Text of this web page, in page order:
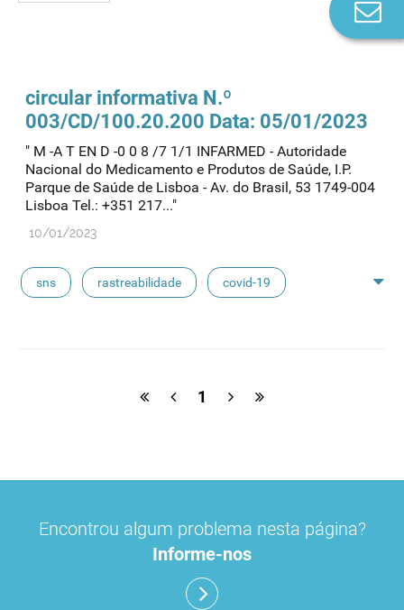
circular informativa N.º
003/CD/100.20.200 Data: 05/01/2023
" M -A T EN D -0 0 8 /7 1/1 INFARMED - Autoridade
Nacional do Medicamento e Produtos de Saúde, I.P.
Parque de Saúde de Lisboa - Av. do Brasil, 53 1749-004
Lisboa Tel.: +351 217..."
10/01/2023
sns rastreabilidade covid-19
1
Encontrou algum problema nesta página?
Informe-nos